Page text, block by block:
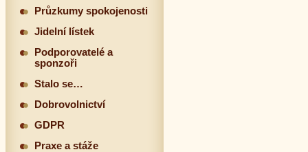
Průzkumy spokojenosti
Jidelní lístek
Podporovatelé a
sponzoři
Stalo se…
Dobrovolnictví
GDPR
Praxe a stáže